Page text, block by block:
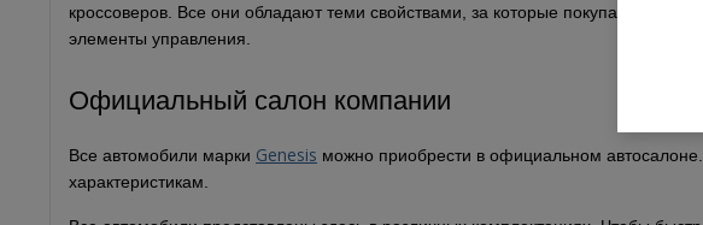
кроссоверов. Все они обладают теми свойствами, за которые покупатель
элементы управления.
Официальный салон компании
Все автомобили марки Genesis можно приобрести в официальном автосалоне.
характеристикам.